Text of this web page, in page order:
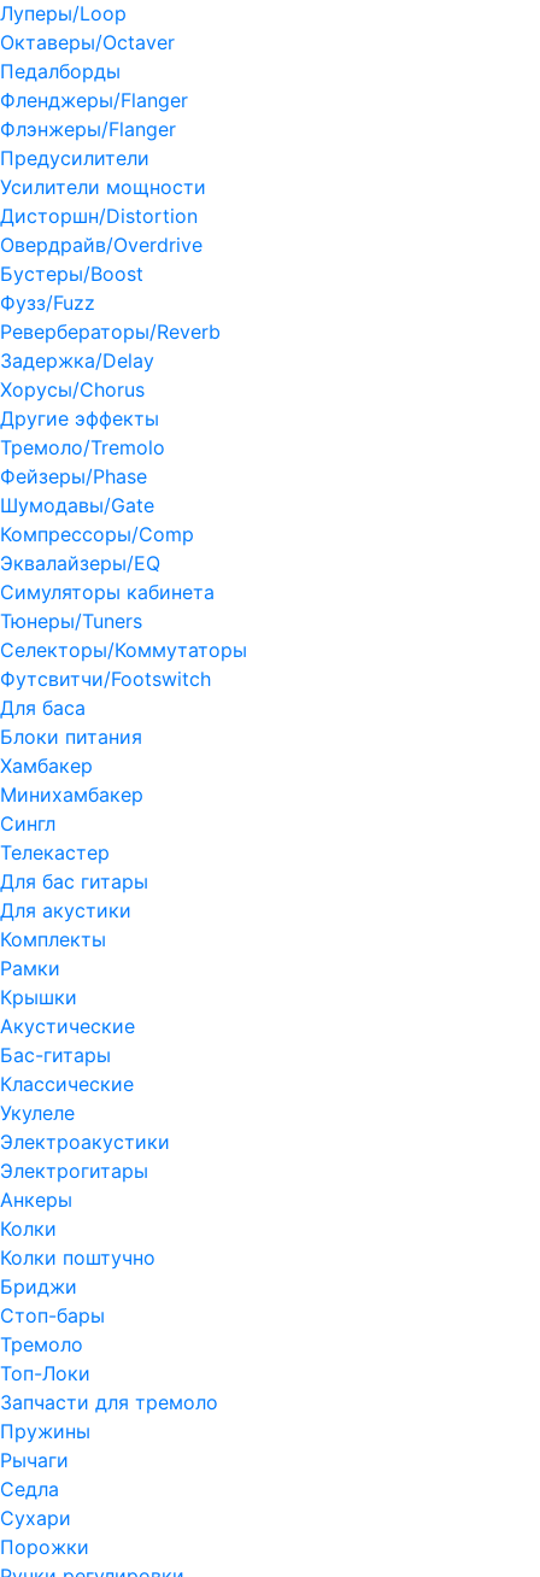
Луперы/Loop
Октаверы/Octaver
Педалборды
Фленджеры/Flanger
Флэнжеры/Flanger
Предусилители
Усилители мощности
Дисторшн/Distortion
Овердрайв/Overdrive
Бустеры/Boost
Фузз/Fuzz
Ревербераторы/Reverb
Задержка/Delay
Хорусы/Chorus
Другие эффекты
Тремоло/Tremolo
Фейзеры/Phase
Шумодавы/Gate
Компрессоры/Comp
Эквалайзеры/EQ
Симуляторы кабинета
Тюнеры/Tuners
Селекторы/Коммутаторы
Футсвитчи/Footswitch
Для баса
Блоки питания
Хамбакер
Минихамбакер
Сингл
Телекастер
Для бас гитары
Для акустики
Комплекты
Рамки
Крышки
Акустические
Бас-гитары
Классические
Укулеле
Электроакустики
Электрогитары
Анкеры
Колки
Колки поштучно
Бриджи
Стоп-бары
Тремоло
Топ-Локи
Запчасти для тремоло
Пружины
Рычаги
Седла
Сухари
Порожки